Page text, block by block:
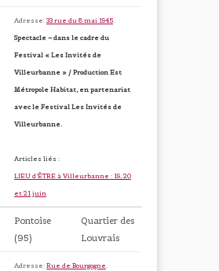
Adresse: 33 rue du 8 mai 1945.
Spectacle – dans le cadre du
Festival « Les Invités de
Villeurbanne » / Production Est
Métropole Habitat, en partenariat
avec le Festival Les Invités de
Villeurbanne.
Articles liés :
LIEU d’ÊTRE à Villeurbanne : 19, 20
et 21 juin
Pontoise
(95)
Quartier des
Louvrais
Adresse: Rue de Bourgogne.